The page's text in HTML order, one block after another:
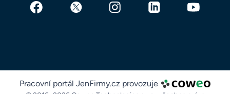
Pracovní portál JenFirmy.cz provozuje